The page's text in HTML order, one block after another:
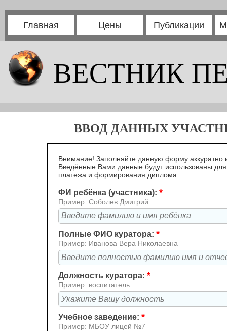
Главная Цены Публикации
ВЕСТНИК
ВВОД ДАННЫХ
Внимание! Заполняйте данную форму аккуратно
Введённые Вами данные будут использованы
платежа и формирования диплома.
ФИ ребёнка (участника): *
Пример: Соболев Дмитрий
Полные ФИО куратора: *
Пример: Иванова Вера Николаевна
Должность куратора: *
Пример: воспитатель
Учебное заведение: *
Пример: МБОУ лицей №7